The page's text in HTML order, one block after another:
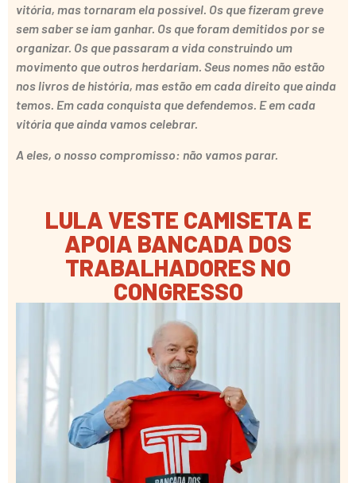
vitória, mas tornaram ela possível. Os que fizeram greve
sem saber se iam ganhar. Os que foram demitidos por se
organizar. Os que passaram a vida construindo um
movimento que outros herdariam. Seus nomes não estão
nos livros de história, mas estão em cada direito que ainda
temos. Em cada conquista que defendemos. E em cada
vitória que ainda vamos celebrar.
A eles, o nosso compromisso: não vamos parar.
LULA VESTE CAMISETA E
APOIA BANCADA DOS
TRABALHADORES NO
CONGRESSO